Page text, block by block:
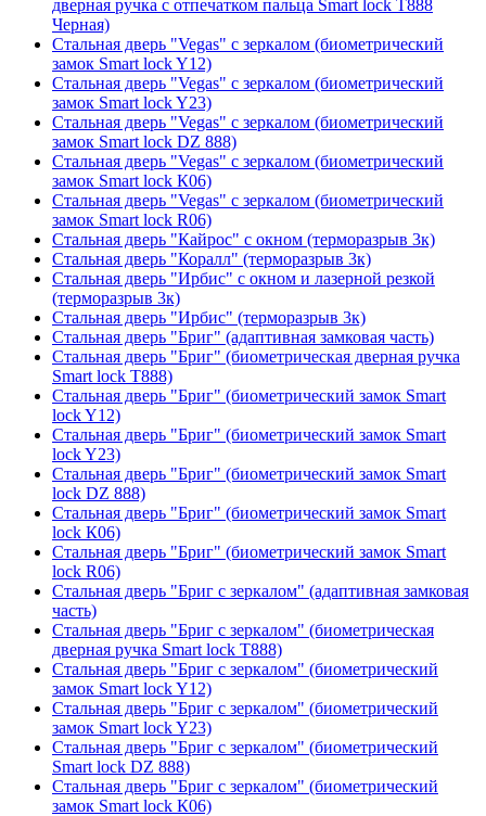
дверная ручка с отпечатком пальца Smart lock T888
Черная)
Стальная дверь "Vegas" с зеркалом (биометрический
замок Smart lock Y12)
Стальная дверь "Vegas" с зеркалом (биометрический
замок Smart lock Y23)
Стальная дверь "Vegas" с зеркалом (биометрический
замок Smart lock DZ 888)
Стальная дверь "Vegas" с зеркалом (биометрический
замок Smart lock К06)
Стальная дверь "Vegas" с зеркалом (биометрический
замок Smart lock R06)
Стальная дверь "Кайрос" с окном (терморазрыв 3к)
Стальная дверь "Коралл" (терморазрыв 3к)
Стальная дверь "Ирбис" с окном и лазерной резкой
(терморазрыв 3к)
Стальная дверь "Ирбис" (терморазрыв 3к)
Стальная дверь "Бриг" (адаптивная замковая часть)
Стальная дверь "Бриг" (биометрическая дверная ручка
Smart lock T888)
Стальная дверь "Бриг" (биометрический замок Smart
lock Y12)
Стальная дверь "Бриг" (биометрический замок Smart
lock Y23)
Стальная дверь "Бриг" (биометрический замок Smart
lock DZ 888)
Стальная дверь "Бриг" (биометрический замок Smart
lock К06)
Стальная дверь "Бриг" (биометрический замок Smart
lock R06)
Стальная дверь "Бриг с зеркалом" (адаптивная замковая
часть)
Стальная дверь "Бриг с зеркалом" (биометрическая
дверная ручка Smart lock T888)
Стальная дверь "Бриг с зеркалом" (биометрический
замок Smart lock Y12)
Стальная дверь "Бриг с зеркалом" (биометрический
замок Smart lock Y23)
Стальная дверь "Бриг с зеркалом" (биометрический
Smart lock DZ 888)
Стальная дверь "Бриг с зеркалом" (биометрический
замок Smart lock К06)